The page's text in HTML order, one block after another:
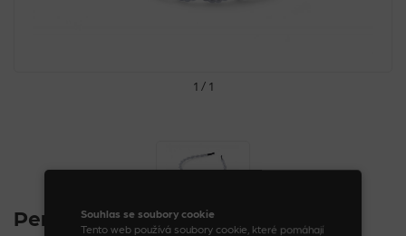
Souhlas se soubory cookie
Tento web používá soubory cookie, které pomáhají
1 / 1
Perlová čelenka